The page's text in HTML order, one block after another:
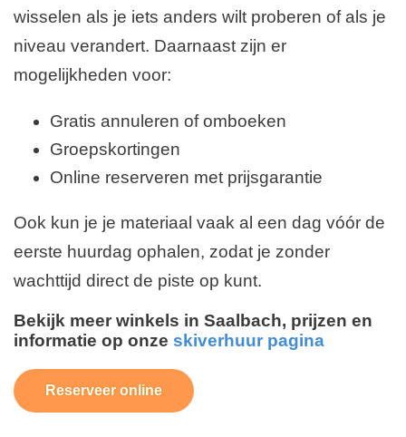
wisselen als je iets anders wilt proberen of als je
niveau verandert. Daarnaast zijn er
mogelijkheden voor:
Gratis annuleren of omboeken
Groepskortingen
Online reserveren met prijsgarantie
Ook kun je je materiaal vaak al een dag vóór de
eerste huurdag ophalen, zodat je zonder
wachttijd direct de piste op kunt.
Bekijk meer winkels in Saalbach, prijzen en
informatie op onze skiverhuur pagina
Reserveer online